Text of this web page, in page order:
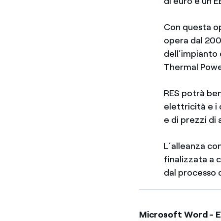
Con questa
opera dal
Thermal
RES potrà
elettricità e i
e di prezzi di
L’alleanza
finalizzata a
dal processo
Microsoft Word -